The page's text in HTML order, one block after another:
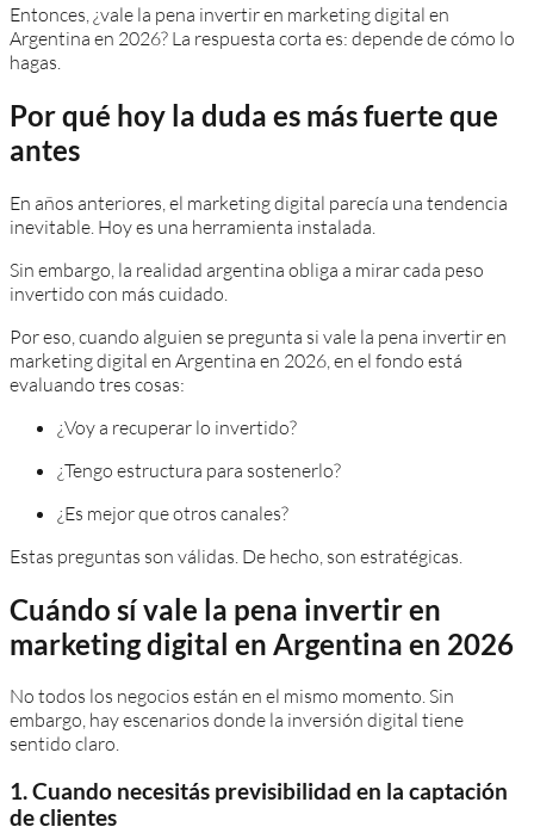
Entonces, ¿vale la pena invertir en marketing digital en
Argentina en 2026? La respuesta corta es: depende de cómo lo
hagas.
Por qué hoy la duda es más fuerte que
antes
En años anteriores, el marketing digital parecía una tendencia
inevitable. Hoy es una herramienta instalada.
Sin embargo, la realidad argentina obliga a mirar cada peso
invertido con más cuidado.
Por eso, cuando alguien se pregunta si vale la pena invertir en
marketing digital en Argentina en 2026, en el fondo está
evaluando tres cosas:
¿Voy a recuperar lo invertido?
¿Tengo estructura para sostenerlo?
¿Es mejor que otros canales?
Estas preguntas son válidas. De hecho, son estratégicas.
Cuándo sí vale la pena invertir en
marketing digital en Argentina en 2026
No todos los negocios están en el mismo momento. Sin
embargo, hay escenarios donde la inversión digital tiene
sentido claro.
1. Cuando necesitás previsibilidad en la captación
de clientes